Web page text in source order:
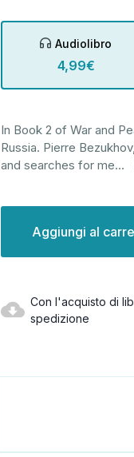
Audiolibro
4,99€
In Book 2 of War and
Russia. Pierre
and searches for me...
attuale:
Con l'acquisto di
spedizione